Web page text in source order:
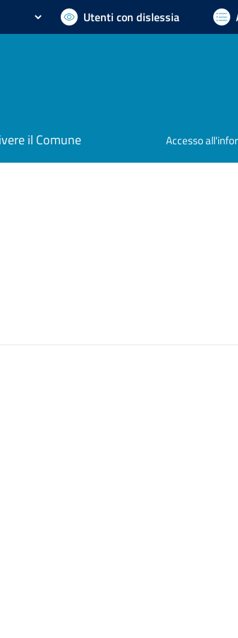
Utenti con dislessia
il Comune Accesso